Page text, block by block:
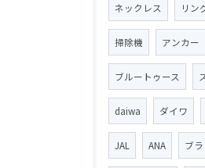
ネックレス リン
掃除機 アンカー
ブルートゥース
daiwa ダイワ
JAL ANA ブ